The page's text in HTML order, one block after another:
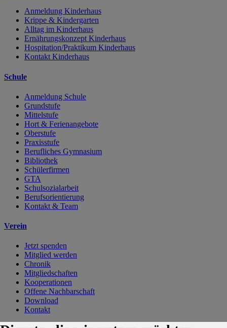
Anmeldung Kinderhaus
Krippe & Kindergarten
Alltag im Kinderhaus
Ernährungskonzept Kinderhaus
Hospitation/Praktikum Kinderhaus
Kontakt Kinderhaus
Schule
Anmeldung Schule
Grundstufe
Mittelstufe
Hort & Ferienangebote
Oberstufe
Praxisstufe
Berufliches Gymnasium
Bibliothek
Schülerfirmen
GTA
Schulsozialarbeit
Berufsorientierung
Kontakt & Team
Verein
Jetzt spenden
Mitglied werden
Chronik
Mitgliedschaften
Kooperationen
Offene Nachbarschaft
Download
Kontakt